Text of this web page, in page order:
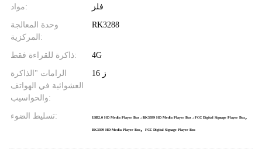
مواد: فلز
وحدة المعالجة
المركزية:
RK3288
ذاكرة للقراءة فقط: 4G
الرامات "الذاكرة
العشوائية في الهواتف
والحواسيب:
16 ز
تسليط الضوء: USB2.0 HD Media Player Box ، RK3399 HD Media Player Box ، FCC Digital Signage Player Box,
RK3399 HD Media Player Box, FCC Digital Signage Player Box